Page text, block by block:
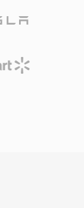
플랫폼,
를 구
했습니
을 다투